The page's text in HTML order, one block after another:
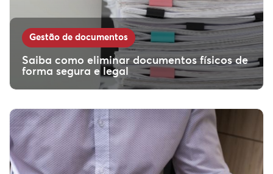
Gestão de documentos
Saiba como eliminar documentos físicos de
forma segura e legal